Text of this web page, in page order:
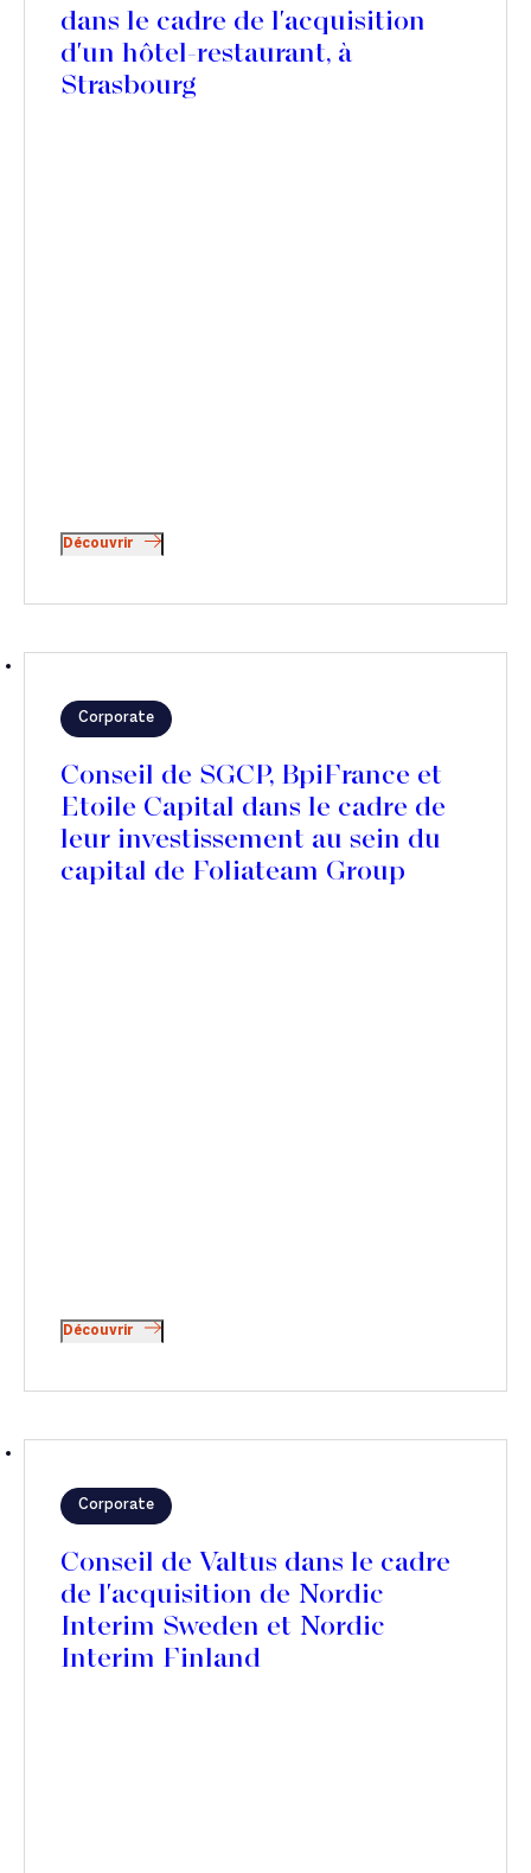
dans le cadre de l'acquisition
d'un hôtel-restaurant, à
Strasbourg
Découvrir
Corporate
Conseil de SGCP, BpiFrance et
Etoile Capital dans le cadre de
leur investissement au sein du
capital de Foliateam Group
Découvrir
Corporate
Conseil de Valtus dans le cadre
de l'acquisition de Nordic
Interim Sweden et Nordic
Interim Finland